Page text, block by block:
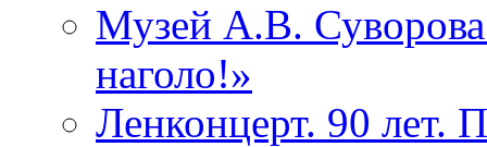
Музей А.В.
наголо!»
Ленконцерт. 90 лет.